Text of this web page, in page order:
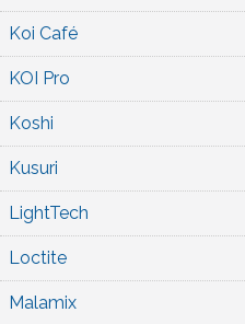
Koi Café
KOI Pro
Koshi
Kusuri
LightTech
Loctite
Malamix